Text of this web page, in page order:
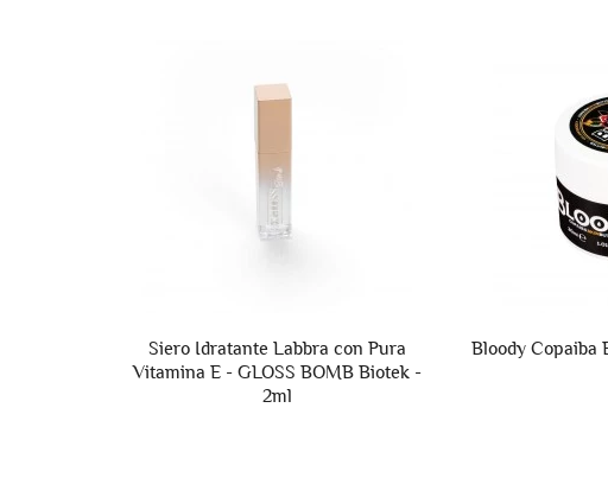
Siero Idratante Labbra con Pura
Vitamina E - GLOSS BOMB Biotek -
2ml
Bloody Copaiba